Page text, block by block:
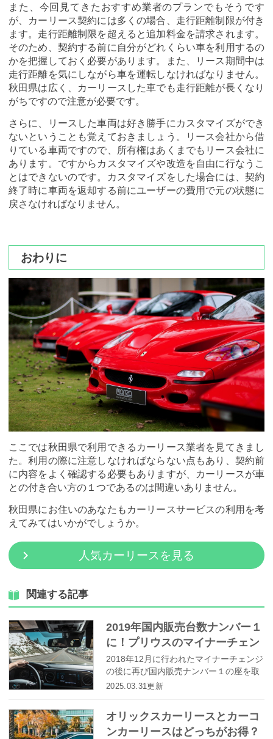
また、今回見てきたおすすめ業者のプランでもそうです
が、カーリース契約には多くの場合、走行距離制限が付き
ます。走行距離制限を超えると追加料金を請求されます。
そのため、契約する前に自分がどれくらい車を利用するの
かを把握しておく必要があります。また、リース期間中は
走行距離を気にしながら車を運転しなければなりません。
秋田県は広く、カーリースした車でも走行距離が長くなり
がちですので注意が必要です。
さらに、リースした車両は好き勝手にカスタマイズができ
ないということも覚えておきましょう。リース会社から借
りている車両ですので、所有権はあくまでもリース会社に
あります。ですからカスタマイズや改造を自由に行なうこ
とはできないのです。カスタマイズをした場合には、契約
終了時に車両を返却する前にユーザーの費用で元の状態に
戻さなければなりません。
おわりに
ここでは秋田県で利用できるカーリース業者を見てきまし
た。利用の際に注意しなければならない点もあり、契約前
に内容をよく確認する必要もありますが、カーリースが車
との付き合い方の１つであるのは間違いありません。
秋田県にお住いのあなたもカーリースサービスの利用を考
えてみてはいかがでしょうか。
人気カーリースを見る
関連する記事
2019年国内販売台数ナンバー１
に！プリウスのマイナーチェン
ジで何が変わった？
2018年12月に行われたマイナーチェンジ
の後に再び国内販売ナンバー１の座を取
り返したプリウス。４代目の発売後に予
が変わったのでしょうか？ここでは注目
を浴びている内外装だけでなく、走りが
2025.03.31更新
オリックスカーリースとカーコ
ンカーリースはどっちがお得？